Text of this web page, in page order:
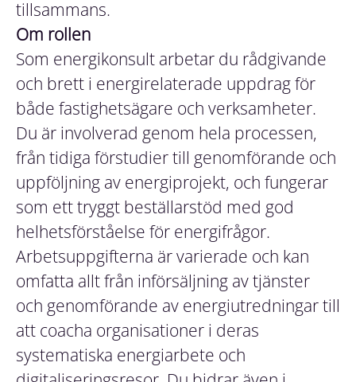
tillsammans.
Om rollen
Som energikonsult arbetar du rådgivande
och brett i energirelaterade uppdrag för
både fastighetsägare och verksamheter.
Du är involverad genom hela processen,
från tidiga förstudier till genomförande och
uppföljning av energiprojekt, och fungerar
som ett tryggt beställarstöd med god
helhetsförståelse för energifrågor.
Arbetsuppgifterna är varierade och kan
omfatta allt från införsäljning av tjänster
och genomförande av energiutredningar till
att coacha organisationer i deras
systematiska energiarbete och